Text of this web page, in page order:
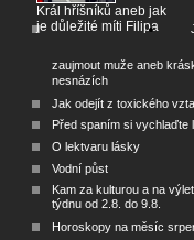
Král hříšníků aneb jak
je důležité míti Filipa
zaujmout muže aneb
nesnázích
Jak odejít z toxického
Před spaním si vychlaďte
O lektvaru lásky
Vodní půst
Kam za kulturou a na
týdnu od 2.8. do 9.8.
Horoskopy na měsíc